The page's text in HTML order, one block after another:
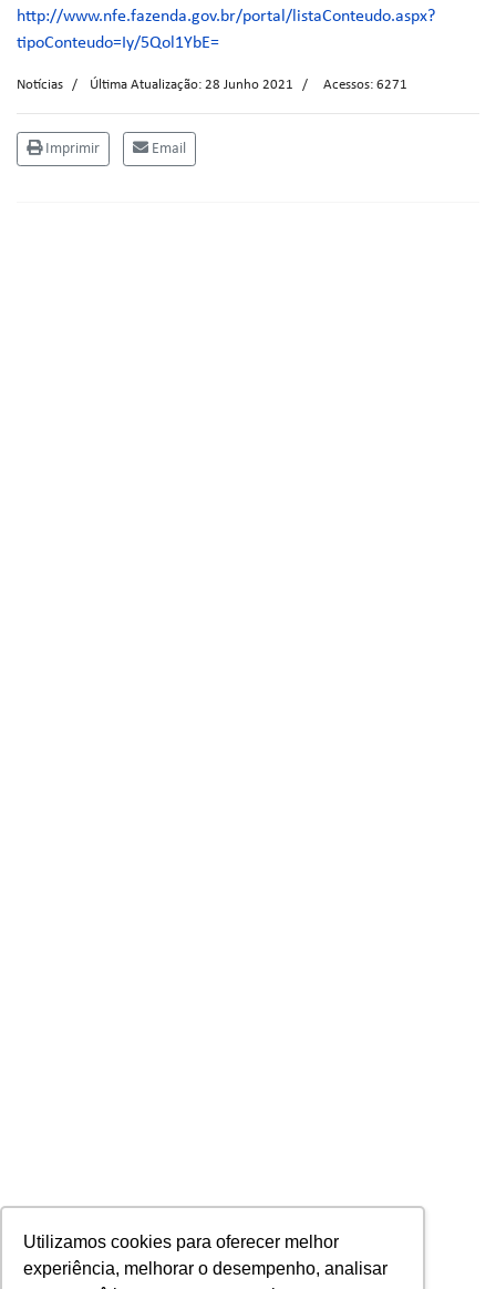
Utilizamos cookies para oferecer melhor
experiência, melhorar o desempenho, analisar
http://www.nfe.fazenda.gov.br/portal/listaConteudo.aspx?
tipoConteudo=Iy/5Qol1YbE=
Notícias Última Atualização: 28 Junho 2021 Acessos: 6271
Imprimir Email